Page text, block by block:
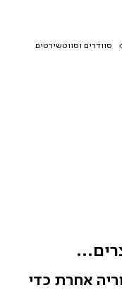
סוודרים וסווטשירטים
אחרת כדי